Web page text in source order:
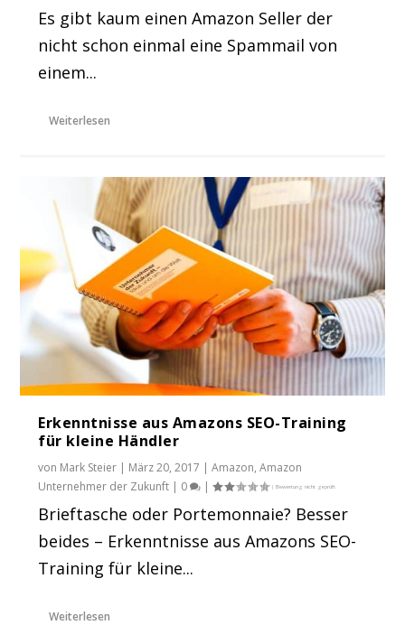
Es gibt kaum einen Amazon Seller der
nicht schon einmal eine Spammail von
einem...
Weiterlesen
Erkenntnisse aus Amazons SEO-Training
für kleine Händler
von Mark Steier | März 20, 2017 |Amazon,Amazon
Unternehmer der Zukunft | 0 |
Brieftasche oder Portemonnaie? Besser
beides – Erkenntnisse aus Amazons SEO-
Training für kleine...
Weiterlesen